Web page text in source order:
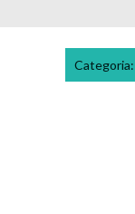
Categoria: